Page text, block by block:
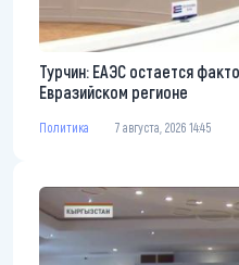
Турчин: ЕАЭС остается
Евразийском регионе
Политика 7 августа, 2026 14:45